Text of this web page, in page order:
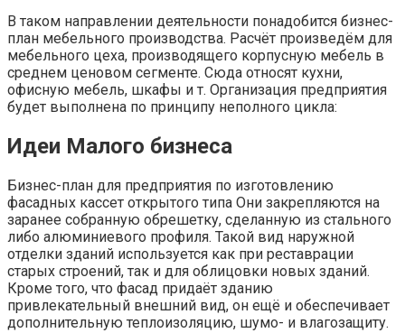
В таком направлении деятельности понадобится бизнес-
план мебельного производства. Расчёт произведём для
мебельного цеха, производящего корпусную мебель в
среднем ценовом сегменте. Сюда относят кухни,
офисную мебель, шкафы и т. Организация предприятия
будет выполнена по принципу неполного цикла:
Идеи Малого бизнеса
Бизнес-план для предприятия по изготовлению
фасадных кассет открытого типа Они закрепляются на
заранее собранную обрешетку, сделанную из стального
либо алюминиевого профиля. Такой вид наружной
отделки зданий используется как при реставрации
старых строений, так и для облицовки новых зданий.
Кроме того, что фасад придаёт зданию
привлекательный внешний вид, он ещё и обеспечивает
дополнительную теплоизоляцию, шумо- и влагозащиту.